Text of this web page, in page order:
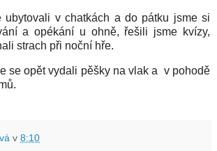
ubytovali v chatkách a do pátku jsme si
a opékání u ohně, řešili jsme kvízy,
strach při noční hře.
se opět vydali pěšky na vlak a v pohodě
v 8:10